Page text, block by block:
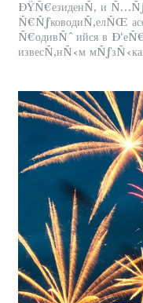
ÐŸÑ€езиденÑ‚ и
Ñ€ÑƒководиÑ‚елÑŒ
Ñ€одивÑˆийся в
извесÑ‚нÑ‹м